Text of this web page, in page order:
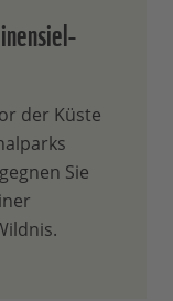
der Küste
Sie